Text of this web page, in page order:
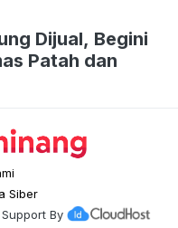
Dijual, Begini
Patah dan
Siber
By